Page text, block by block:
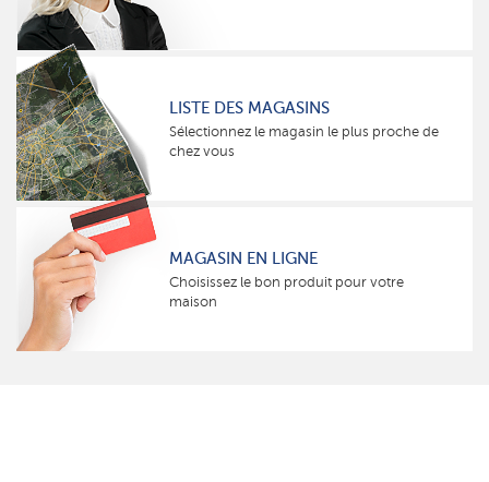
LISTE DES MAGASINS
Sélectionnez le magasin le plus proche de
chez vous
MAGASIN EN LIGNE
Choisissez le bon produit pour votre
maison